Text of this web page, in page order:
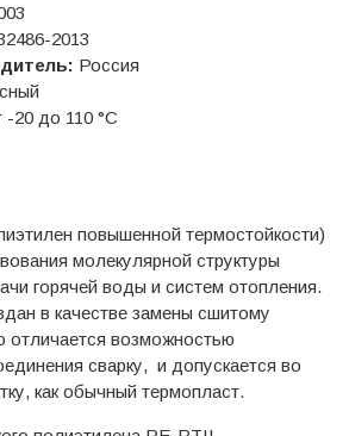
2013
Россия
-20 до 110 °С
повышенной термостойкости)
молекулярной структуры
горячей воды и систем отопления.
в качестве замены сшитому
отличается возможностью
сварку, и допускается во
как обычный термопласт.